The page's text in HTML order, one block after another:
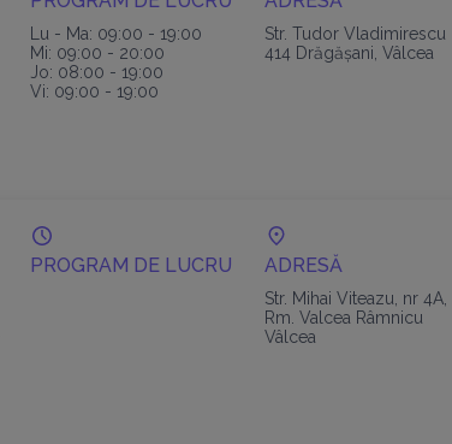
Lu - Ma: 09:00 - 19:00
Mi: 09:00 - 20:00
Jo: 08:00 - 19:00
Vi: 09:00 - 19:00
Str. Tudor Vladimirescu
414 Drăgăşani, Vâlcea
PROGRAM DE LUCRU ADRESĂ
Str. Mihai Viteazu, nr 4A,
Rm. Valcea Râmnicu
Vâlcea